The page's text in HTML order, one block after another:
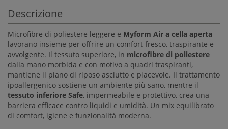
Descrizione
Microfibre di poliestere leggere e Myform Air a cella aperta
lavorano insieme per offrire un comfort fresco, traspirante e
avvolgente. Il tessuto superiore, in microfibre di poliestere
dalla mano morbida e con motivo a quadri traspiranti,
mantiene il piano di riposo asciutto e piacevole. Il trattamento
ipoallergenico sostiene un ambiente più sano, mentre il
tessuto inferiore Safe, impermeabile e protettivo, crea una
barriera efficace contro liquidi e umidità. Un mix equilibrato
di comfort, igiene e funzionalità moderna.